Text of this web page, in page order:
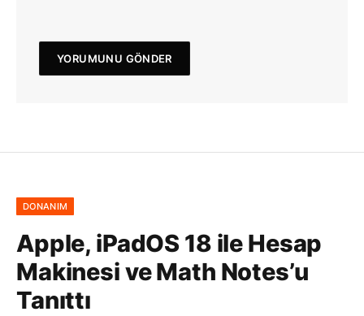
DONANIM
Apple, iPadOS 18 ile Hesap
Makinesi ve Math Notes’u
Tanıttı